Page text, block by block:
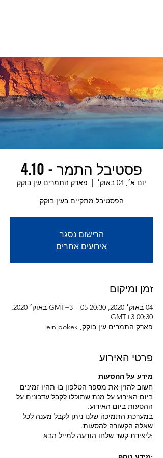
פסטיבל התמר - 4.10
יום א׳, 04 באוק׳
  |
פארק התמרים עין בוקק
הפסטיבל מתקיים בעין בוקק
הרישום נסגר
אירועים אחרים
זמן ומיקום
04 באוק׳ 2020, 20:30 GMT‎+3‎ – 05 באוק׳ 2020,
00:30 GMT‎+3‎
פארק התמרים עין בוקק, ein bokek
פרטי האירוע
מידע על ההסעות
חשוב להזין את מספר הטלפון בו תהיו זמינים
ביום האירוע על מנת שתוכלו לקבל עדכונים על
ההסעות ביום האירוע.
במערכת התמיכה שלנו ניתן לקבל מענה לכל
שאלה הקשורה להסעות.
:ליצירת קשר שלחו הודעה למייל הבא